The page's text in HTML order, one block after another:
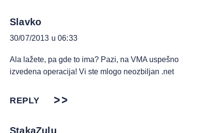
Slavko
30/07/2013 u 06:33
Ala lažete, pa gde to ima? Pazi, na VMA uspešno
izvedena operacija! Vi ste mlogo neozbiljan .net
REPLY
StakaZulu